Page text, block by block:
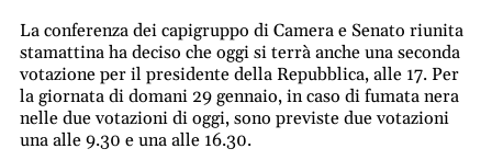
La conferenza dei capigruppo di Camera e Senato riunita
stamattina ha deciso che oggi si terrà anche una seconda
votazione per il presidente della Repubblica, alle 17. Per
la giornata di domani 29 gennaio, in caso di fumata nera
nelle due votazioni di oggi, sono previste due votazioni
una alle 9.30 e una alle 16.30.